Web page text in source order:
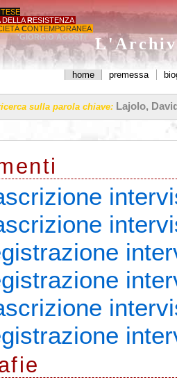
DELLA RESISTENZA
CONTEMPORANEA
'GIORGIO AGOSTI'
home premessa
sulla parola chiave: Lajolo,